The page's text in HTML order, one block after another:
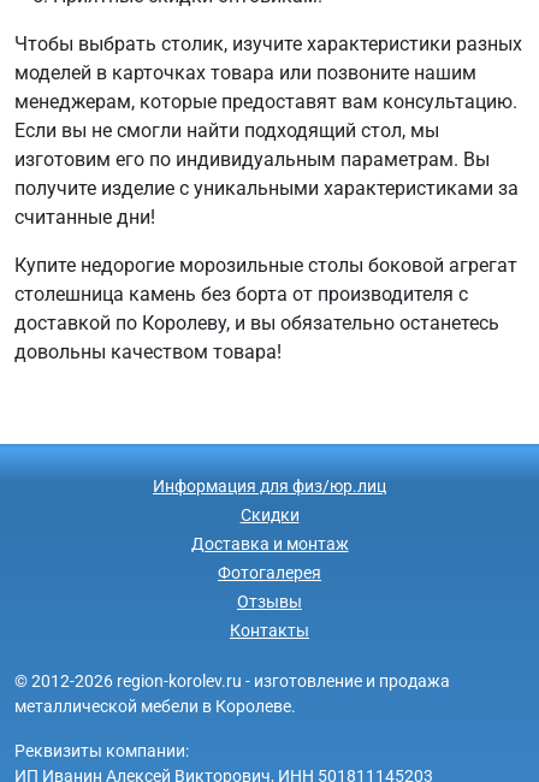
Чтобы выбрать столик, изучите характеристики разных
моделей в карточках товара или позвоните нашим
менеджерам, которые предоставят вам консультацию.
Если вы не смогли найти подходящий стол, мы
изготовим его по индивидуальным параметрам. Вы
получите изделие с уникальными характеристиками за
считанные дни!
Купите недорогие морозильные столы боковой агрегат
столешница камень без борта от производителя с
доставкой по Королеву, и вы обязательно останетесь
довольны качеством товара!
Информация для физ/юр.лиц
Скидки
Доставка и монтаж
Фотогалерея
Отзывы
Контакты
© 2012-2026 region-korolev.ru - изготовление и продажа
металлической мебели в Королеве.
Реквизиты компании:
ИП Иванин Алексей Викторович, ИНН 501811145203